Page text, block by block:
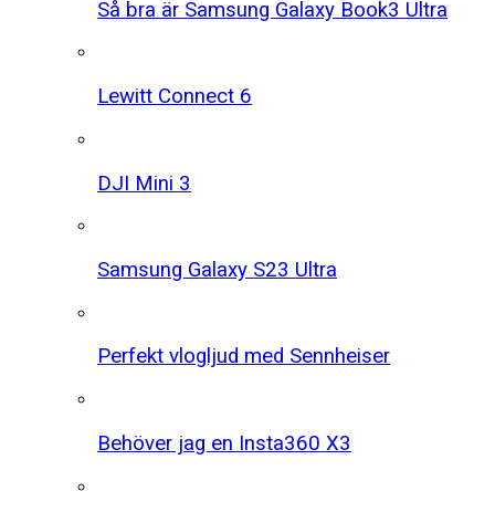
Så bra är Samsung Galaxy Book3 Ultra
Lewitt Connect 6
DJI Mini 3
Samsung Galaxy S23 Ultra
Perfekt vlogljud med Sennheiser
Behöver jag en Insta360 X3